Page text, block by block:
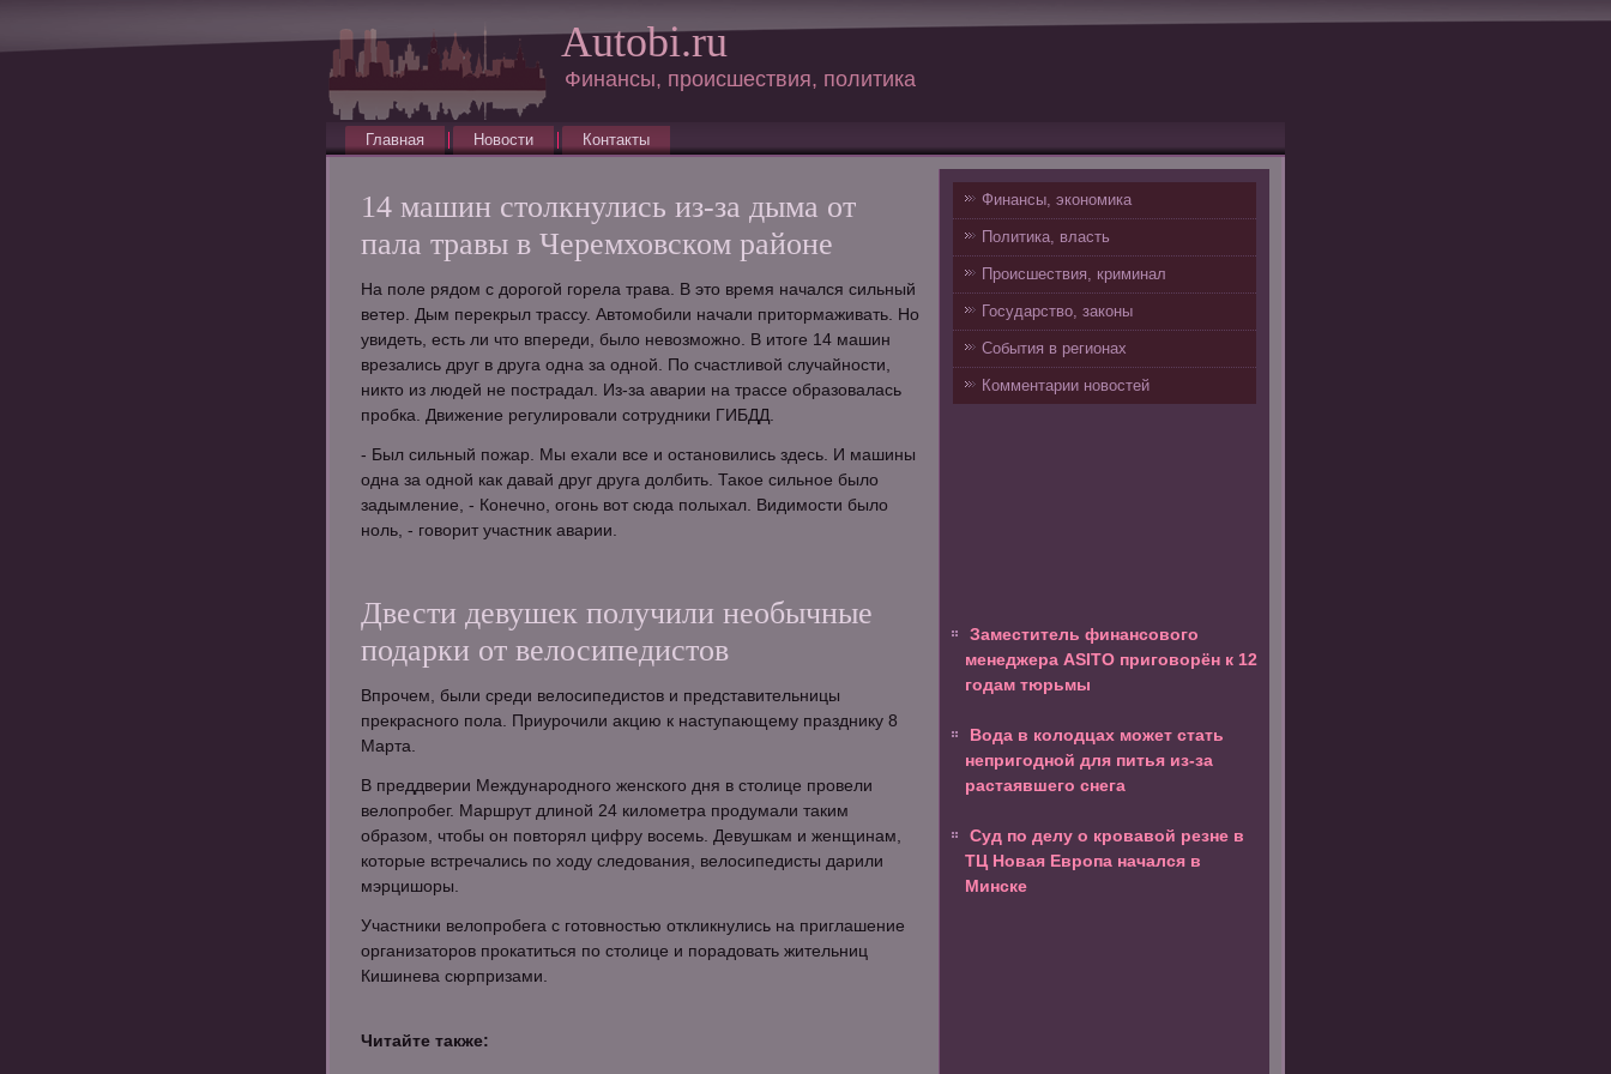
Autobi.ru
Финансы, происшествия, политика
Главная Новости Контакты
14 машин столкнулись из-за дыма от
пала травы в Черемховском районе
На поле рядом с дорогой горела трава. В это время начался сильный
ветер. Дым перекрыл трассу. Автомобили начали притормаживать. Но
увидеть, есть ли что впереди, было невозможно. В итоге 14 машин
врезались друг в друга одна за одной. По счастливой случайности,
никто из людей не пострадал. Из-за аварии на трассе образовалась
пробка. Движение регулировали сотрудники ГИБДД.
- Был сильный пожар. Мы ехали все и остановились здесь. И машины
одна за одной как давай друг друга долбить. Такое сильное было
задымление, - Конечно, огонь вот сюда полыхал. Видимости было
ноль, - говорит участник аварии.
Двести девушек получили необычные
подарки от велосипедистов
Впрочем, были среди велосипедистов и представительницы
прекрасного пола. Приурочили акцию к наступающему празднику 8
Марта.
В преддверии Международного женского дня в столице провели
велопробег. Маршрут длиной 24 километра продумали таким
образом, чтобы он повторял цифру восемь. Девушкам и женщинам,
которые встречались по ходу следования, велосипедисты дарили
мэрцишоры.
Участники велопробега с готовностью откликнулись на приглашение
организаторов прокатиться по столице и порадовать жительниц
Кишинева сюрпризами.
Читайте также:
Финансы, экономика
Политика, власть
Происшествия, криминал
Государство, законы
События в регионах
Комментарии новостей
Заместитель финансового
менеджера ASITO приговорён к 12
годам тюрьмы
Вода в колодцах может стать
непригодной для питья из-за
растаявшего снега
Суд по делу о кровавой резне в
ТЦ Новая Европа начался в
Минске